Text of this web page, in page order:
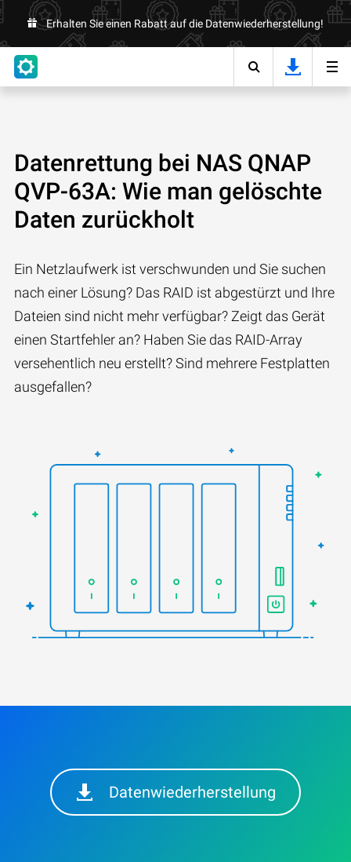
Erhalten Sie einen Rabatt auf die Datenwiederherstellung!
Datenrettung bei NAS QNAP
QVP-63A: Wie man gelöschte
Daten zurückholt
Ein Netzlaufwerk ist verschwunden und Sie suchen
nach einer Lösung? Das RAID ist abgestürzt und Ihre
Dateien sind nicht mehr verfügbar? Zeigt das Gerät
einen Startfehler an? Haben Sie das RAID-Array
versehentlich neu erstellt? Sind mehrere Festplatten
ausgefallen?
Datenwiederherstellung